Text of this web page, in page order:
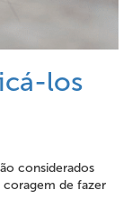
los
considerados
coragem de fazer